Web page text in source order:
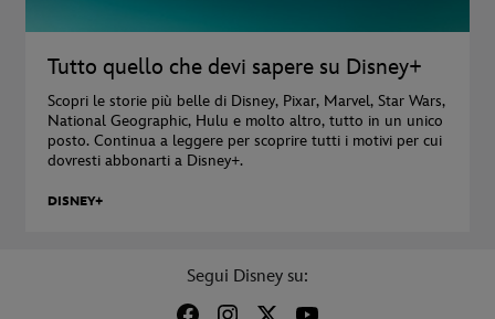
Tutto quello che devi sapere su Disney+
Scopri le storie più belle di Disney, Pixar, Marvel, Star Wars,
National Geographic, Hulu e molto altro, tutto in un unico
posto. Continua a leggere per scoprire tutti i motivi per cui
dovresti abbonarti a Disney+.
DISNEY+
Segui Disney su: